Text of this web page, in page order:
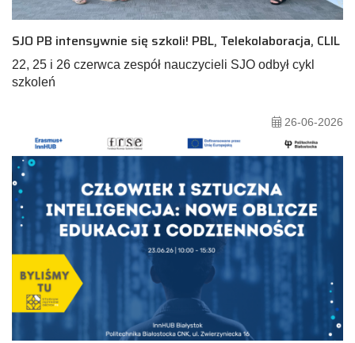
SJO PB intensywnie się szkoli! PBL, Telekolaboracja, CLIL
22, 25 i 26 czerwca zespół nauczycieli SJO odbył cykl
szkoleń
26-06-2026